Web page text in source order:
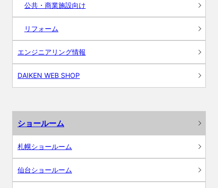
公共・商業施設向け
リフォーム
エンジニアリング情報
DAIKEN WEB SHOP
ショールーム
札幌ショールーム
仙台ショールーム